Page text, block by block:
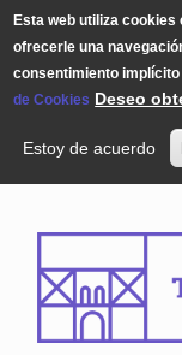
Esta web utiliza
ofrecerle una
consentimiento
de Cookies Deseo
Estoy de acuerdo